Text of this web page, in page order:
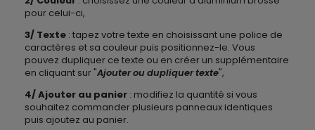
pour celui-ci,
3/ Texte : tapez votre texte en choisissant une police de
caractères et sa couleur puis positionnez-le. Vous
pouvez dupliquer ce texte ou en créer un supplémentaire
en cliquant sur "Ajouter ou dupliquer texte",
4/ Ajouter au panier : modifiez la quantité si vous
souhaitez commander plusieurs panneaux identiques
puis ajoutez au panier.